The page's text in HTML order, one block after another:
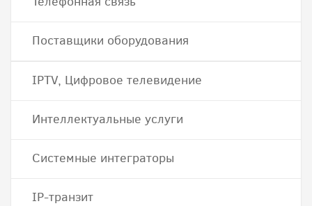
Поставщики оборудования
IPTV, Цифровое телевидение
Интеллектуальные услуги
Системные интеграторы
IP-транзит